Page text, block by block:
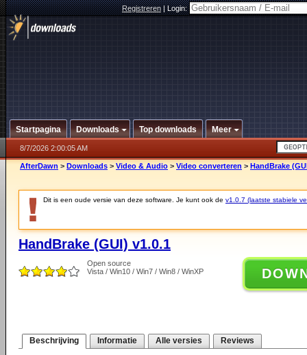
Registreren|Login:
Startpagina Downloads Top downloads Meer
8/7/2026 2:00:05 AM
AfterDawn > Downloads > Video & Audio > Video converteren > HandBrake
Dit is een oude versie van deze software. Je kunt ook de v1.0.7 (laatste stabiele
HandBrake (GUI) v1.0.1
Open source
Vista / Win10 / Win7 / Win8 / WinXP
Beschrijving Informatie Alle versies Reviews